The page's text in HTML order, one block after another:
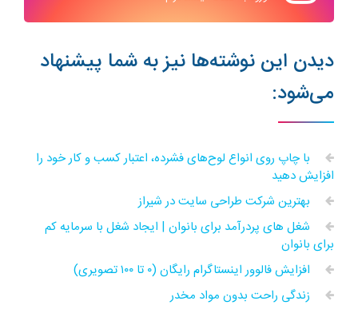
دیدن این نوشته‌ها نیز به شما پیشنهاد
می‌شود:
با چاپ روی انواع لوح‌های فشرده، اعتبار کسب و کار خود را
افزایش دهید
بهترین شرکت طراحی سایت در شیراز
شغل های پردرآمد برای بانوان | ایجاد شغل با سرمایه کم
برای بانوان
افزایش فالوور اینستاگرام رایگان (۰ تا ۱۰۰ تصویری)
زندگی راحت بدون مواد مخدر